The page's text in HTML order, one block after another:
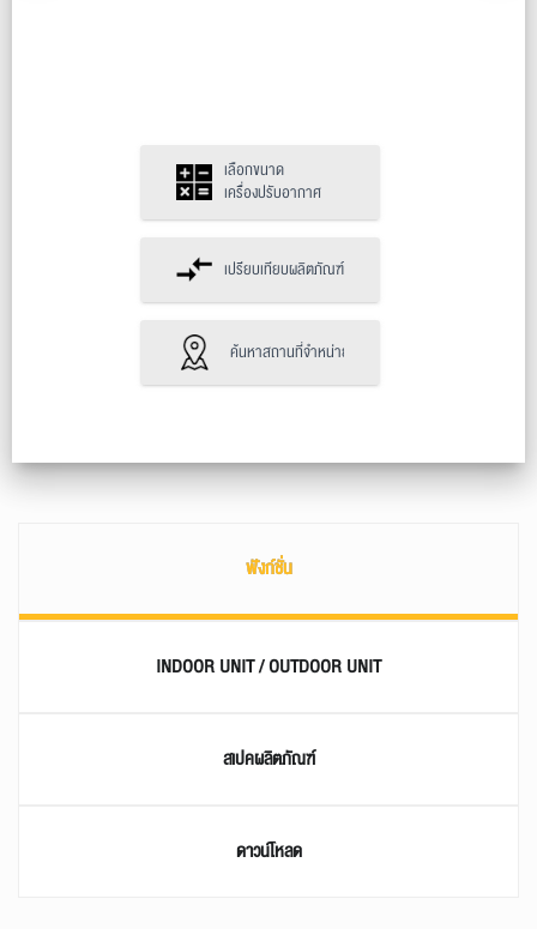
เลือกขนาด
เครื่องปรับอากาศ
เปรียบเทียบผลิตภัณฑ์
ค้นหาสถานที่จำหน่าย
ฟังก์ชั่น
INDOOR UNIT / OUTDOOR UNIT
สเปคผลิตภัณฑ์
ดาวน์โหลด